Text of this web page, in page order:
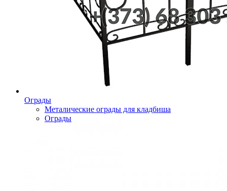
Ограды
Металические ограды для кладбиша
Ограды